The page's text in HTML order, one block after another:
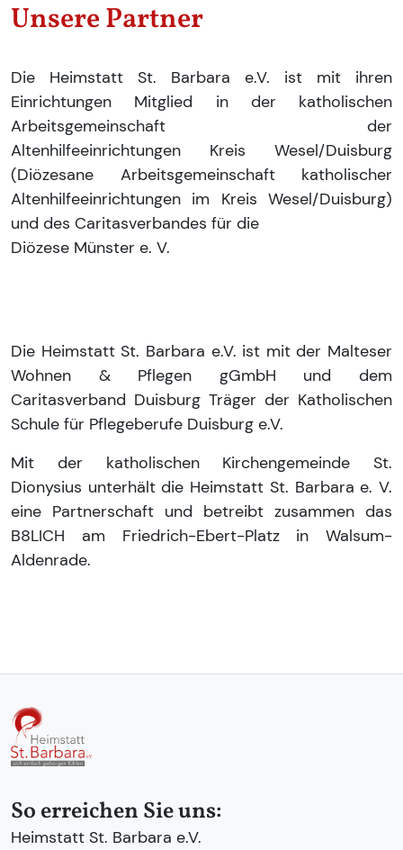
Unsere Partner
Die Heimstatt St. Barbara e.V. ist mit ihren
Einrichtungen Mitglied in der katholischen
Arbeitsgemeinschaft der
Altenhilfeeinrichtungen Kreis Wesel/Duisburg
(Diözesane Arbeitsgemeinschaft katholischer
Altenhilfeeinrichtungen im Kreis Wesel/Duisburg)
und des Caritasverbandes für die
Diözese Münster e. V.
Die Heimstatt St. Barbara e.V. ist mit der Malteser
Wohnen & Pflegen gGmbH und dem
Caritasverband Duisburg Träger der Katholischen
Schule für Pflegeberufe Duisburg e.V.
Mit der katholischen Kirchengemeinde St.
Dionysius unterhält die Heimstatt St. Barbara e. V.
eine Partnerschaft und betreibt zusammen das
B8LICH am Friedrich-Ebert-Platz in Walsum-
Aldenrade.
So erreichen Sie uns:
Heimstatt St. Barbara e.V.